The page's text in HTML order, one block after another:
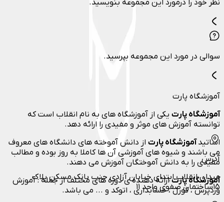
نظر خود را درمورد این مجموعه بنویسید.
سوالی در مورد این مجموعه بپرسید.
آموزشگاه پارت
آموزشگاه پارت یکی از آموزشگاه های به نام انقلاب است که
توانسته آموزش های موثر و مفیدی را ارائه دهد.
اساتیدآموزشگاه پارت از دانش آموخته های دانشگاه های معروف
می باشند و شیوه های آموزشی آن ها کاملا به روز بوده و مطالب
مفیدی را به دانش آموختگان آموزش می دهند.
آموزشگاه پارتارائه دهنده ی دوره های مختلف از جمله : آموزش
وردپرس ، کورل ، حسابداری ، اتوکد و ... می باشد.
آدرس
میدان انقلاب ابتدای خیابان آزادی جنب بانک مسکن پلاک
۱۵ساختمان صفوی واحد ۱۱